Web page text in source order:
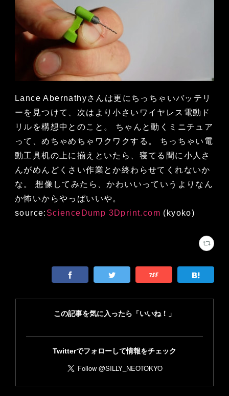
Lance Abernathyさんは更にちっちゃいバッテリ
ーを見つけて、次はより小さいワイヤレス電動ド
リルを構想中とのこと。 ちゃんと動くミニチュア
って、めちゃめちゃワクワクする。 ちっちゃい電
動工具机の上に揃えといたら、寝てる間に小人さ
んがめんどくさい作業とか終わらせてくれないか
な。 想像してみたら、かわいいっていうよりなん
か怖いからやっぱいいや。
source: ScienceDump 3Dprint.com (kyoko)